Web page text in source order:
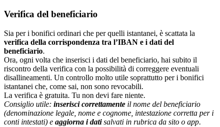
Verifica del beneficiario
Sia per i bonifici ordinari che per quelli istantanei, è scattata la
verifica della corrispondenza tra l’IBAN e i dati del
beneficiario.
Ora, ogni volta che inserisci i dati del beneficiario, hai subito il
riscontro della verifica con la possibilità di correggere eventuali
disallineamenti. Un controllo molto utile soprattutto per i bonifici
istantanei che, come sai, non sono revocabili.
La verifica è gratuita. Tu non devi fare niente.
Consiglio utile: inserisci correttamente il nome del beneficiario
(denominazione legale, nome e cognome, intestazione corretta per i
conti intestati) e aggiorna i datisalvati in rubrica da sito o app.